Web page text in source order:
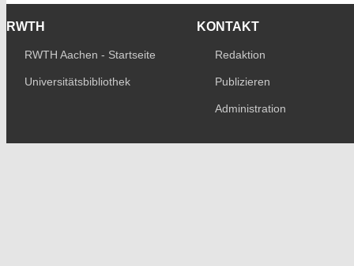
RWTH
RWTH Aachen - Startseite
Universitätsbibliothek
KONTAKT
Redaktion
Publizieren
Administration